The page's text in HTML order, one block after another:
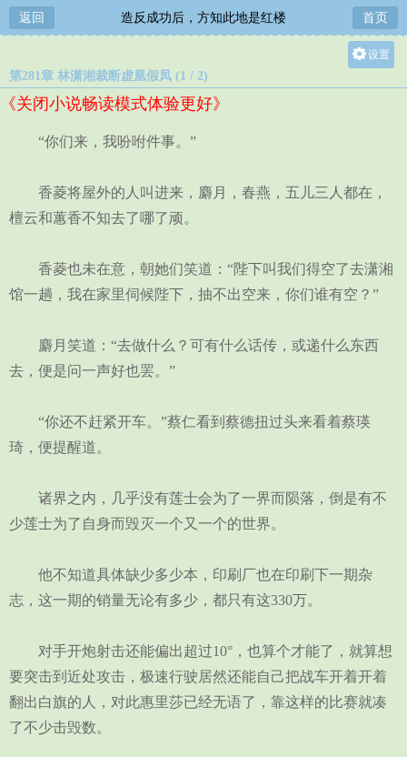
返回 造反成功后，方知此地是红楼 首页
设置
第281章 林潇湘裁断虚凰假凤 (1 / 2)
《关闭小说畅读模式体验更好》
“你们来，我吩咐件事。”
香菱将屋外的人叫进来，麝月，春燕，五儿三人都在，
檀云和蕙香不知去了哪了顽。
香菱也未在意，朝她们笑道：“陛下叫我们得空了去潇湘
馆一趟，我在家里伺候陛下，抽不出空来，你们谁有空？”
麝月笑道：“去做什么？可有什么话传，或递什么东西
去，便是问一声好也罢。”
“你还不赶紧开车。”蔡仁看到蔡德扭过头来看着蔡瑛
琦，便提醒道。
诸界之内，几乎没有莲士会为了一界而陨落，倒是有不
少莲士为了自身而毁灭一个又一个的世界。
他不知道具体缺少多少本，印刷厂也在印刷下一期杂
志，这一期的销量无论有多少，都只有这330万。
对手开炮射击还能偏出超过10°，也算个才能了，就算想
要突击到近处攻击，极速行驶居然还能自己把战车开着开着
翻出白旗的人，对此惠里莎已经无语了，靠这样的比赛就凑
了不少击毁数。